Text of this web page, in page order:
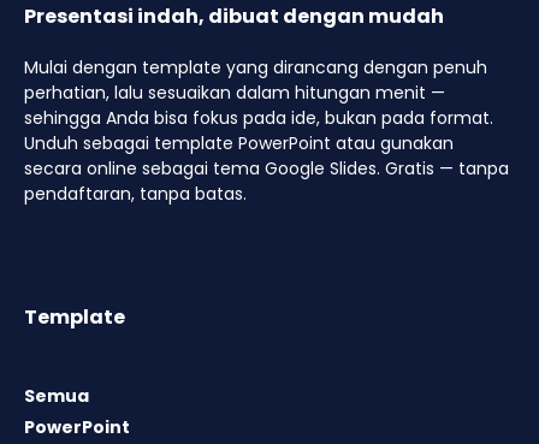
Presentasi indah, dibuat dengan mudah
Mulai dengan template yang dirancang dengan penuh
perhatian, lalu sesuaikan dalam hitungan menit —
sehingga Anda bisa fokus pada ide, bukan pada format.
Unduh sebagai template PowerPoint atau gunakan
secara online sebagai tema Google Slides. Gratis — tanpa
pendaftaran, tanpa batas.
Template
Semua
PowerPoint